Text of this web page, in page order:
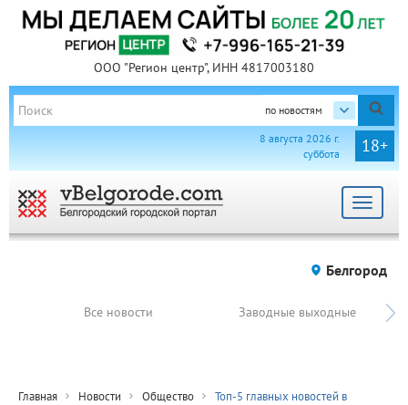
ООО "Регион центр", ИНН 4817003180
по новостям
18+
8 августа 2026 г.
суббота
Toggle
Белгород
Все новости Заводные выходные
Главная Новости Общество
Топ-5 главных новостей в